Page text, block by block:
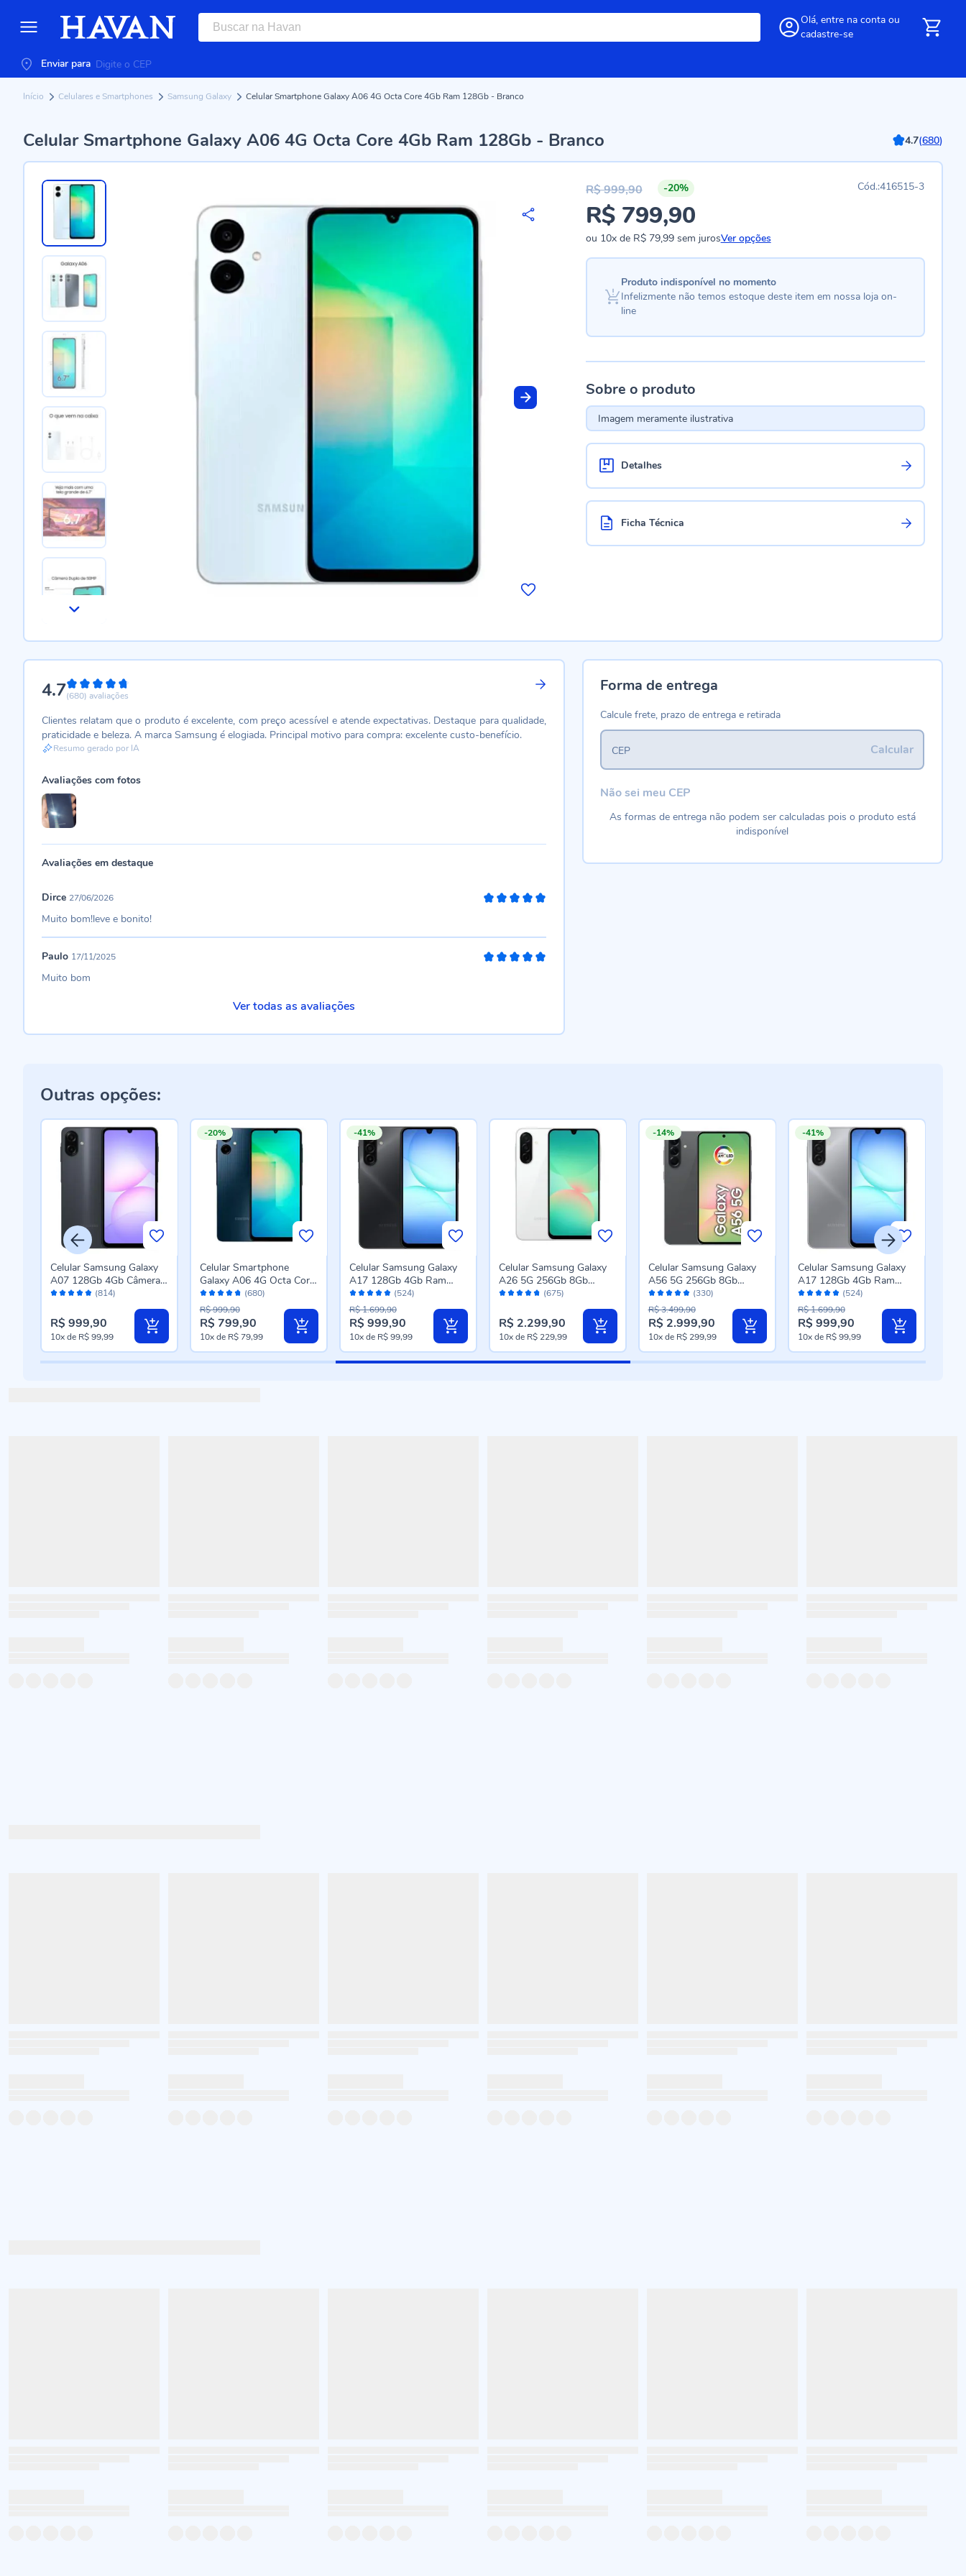
Olá, entre na conta ou
cadastre-se
Enviar para
Início Celulares e Smartphones Samsung Galaxy Celular Smartphone Galaxy A06 4G Octa Core 4Gb Ram 128Gb - Branco
Celular Smartphone Galaxy A06 4G Octa Core 4Gb Ram 128Gb - Branco 4.7(680)
-20% 416515-3
Preço
especial
R$ 799,90
R$ 999,90
ou 10xde R$ 79,99sem jurosVer opções
Produto indisponível no momento
Infelizmente não temos estoque deste item em nossa loja on-
line
Sobre o produto
Imagem meramente ilustrativa
Detalhes
Ficha Técnica
4.794%
(680) avaliações
Clientes relatam que o produto é excelente, com preço acessível e atende expectativas. Destaque para qualidade,
praticidade e beleza. A marca Samsung é elogiada. Principal motivo para compra: excelente custo-benefício.
Resumo gerado por IA
Avaliações com fotos
Avaliações em destaque
Dirce 27/06/2026
Muito bom!leve e bonito!
Paulo 17/11/2025
Muito bom
Ver todas as avaliações
Forma de entrega
Calcule frete, prazo de entrega e retirada
Calcular
CEP
Não sei meu CEP
As formas de entrega não podem ser calculadas pois o produto está
indisponível
Outras opções:
Avaliação: (814)
Celular Samsung Galaxy
A07 128Gb 4Gb Câmera
50Mp Tela 6.7 - PRETO
R$ 999,90
10xde R$ 99,99
-20%
Avaliação:
94%
(680)
Celular Smartphone
Galaxy A06 4G Octa Core
4Gb Ram 128Gb - Azul
Escuro
Preço
especial
R$ 799,90
R$ 999,90
10xde R$ 79,99
-41%
Avaliação:
96%
(524)
Celular Samsung Galaxy
A17 128Gb 4Gb Ram
50Mp Tela 6.7" Ip54 -
Preto
Preço
especial
R$ 999,90
R$ 1.699,90
10xde R$ 99,99
Avaliação: (675)
Celular Samsung Galaxy
A26 5G 256Gb 8Gb
Câmera Tripla - Branco
R$ 2.299,90
10xde R$ 229,99
-14%
Avaliação:
96%
(330)
Celular Samsung Galaxy
A56 5G 256Gb 8Gb
Câmera Tripla - Preto
Preço
especial
R$ 2.999,90
R$ 3.499,90
10xde R$ 299,99
-41%
Avaliação:
96%
(524)
Celular Samsung Galaxy
A17 128Gb 4Gb Ram
50Mp Tela 6.7" Ip54 -
Cinza
Preço
especial
R$ 999,90
R$ 1.699,90
10xde R$ 99,99